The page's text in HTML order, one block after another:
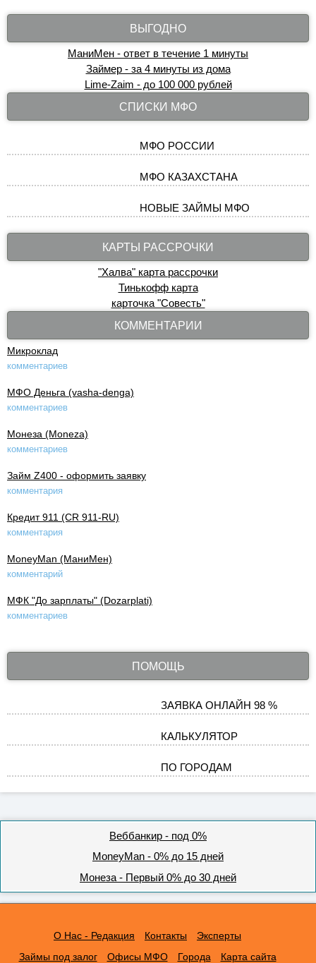
ВЫГОДНО
МаниМен - ответ в течение 1 минуты
Займер - за 4 минуты из дома
Lime-Zaim - до 100 000 рублей
СПИСКИ МФО
МФО РОССИИ
МФО КАЗАХСТАНА
НОВЫЕ ЗАЙМЫ МФО
КАРТЫ РАССРОЧКИ
"Халва" карта рассрочки
Тинькофф карта
карточка "Совесть"
КОММЕНТАРИИ
Микроклад
комментариев
МФО Деньга (vasha-denga)
комментариев
Монеза (Moneza)
комментариев
Займ Z400 - оформить заявку
комментария
Кредит 911 (CR 911-RU)
комментария
MoneyMan (МаниМен)
комментарий
МФК "До зарплаты" (Dozarplati)
комментариев
ПОМОЩЬ
ЗАЯВКА ОНЛАЙН 98 %
КАЛЬКУЛЯТОР
ПО ГОРОДАМ
Веббанкир - под 0%
MoneyMan - 0% до 15 дней
Монеза - Первый 0% до 30 дней
О Нас - Редакция Контакты
Эксперты
Займы под залог
Офисы МФО Города Карта сайта